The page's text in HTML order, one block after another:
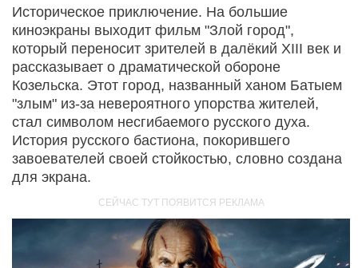
Историческое приключение. На большие
киноэкраны выходит фильм "Злой город",
который переносит зрителей в далёкий XIII век и
рассказывает о драматической обороне
Козельска. Этот город, названный ханом Батыем
"злым" из-за невероятного упорства жителей,
стал символом несгибаемого русского духа.
История русского бастиона, покорившего
завоевателей своей стойкостью, словно создана
для экрана.